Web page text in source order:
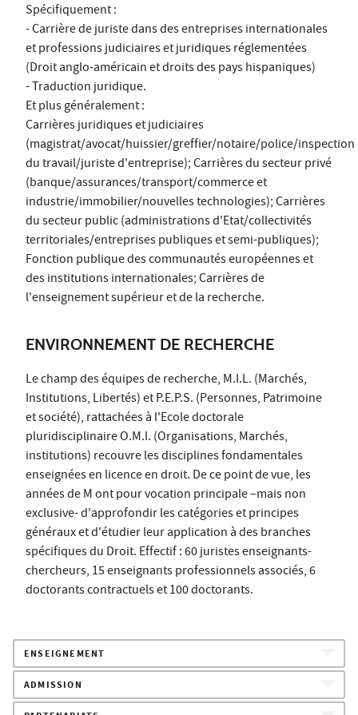
Spécifiquement :
- Carrière de juriste dans des entreprises internationales
et professions judiciaires et juridiques réglementées
(Droit anglo-américain et droits des pays hispaniques)
- Traduction juridique.
Et plus généralement :
Carrières juridiques et judiciaires
(magistrat/avocat/huissier/greffier/notaire/police/inspection
du travail/juriste d'entreprise); Carrières du secteur privé
(banque/assurances/transport/commerce et
industrie/immobilier/nouvelles technologies); Carrières
du secteur public (administrations d'Etat/collectivités
territoriales/entreprises publiques et semi-publiques);
Fonction publique des communautés européennes et
des institutions internationales; Carrières de
l'enseignement supérieur et de la recherche.
ENVIRONNEMENT DE RECHERCHE
Le champ des équipes de recherche, M.I.L. (Marchés,
Institutions, Libertés) et P.E.P.S. (Personnes, Patrimoine
et société), rattachées à l'Ecole doctorale
pluridisciplinaire O.M.I. (Organisations, Marchés,
institutions) recouvre les disciplines fondamentales
enseignées en licence en droit. De ce point de vue, les
années de M ont pour vocation principale –mais non
exclusive- d'approfondir les catégories et principes
généraux et d'étudier leur application à des branches
spécifiques du Droit. Effectif : 60 juristes enseignants-
chercheurs, 15 enseignants professionnels associés, 6
doctorants contractuels et 100 doctorants.
ENSEIGNEMENT
ADMISSION